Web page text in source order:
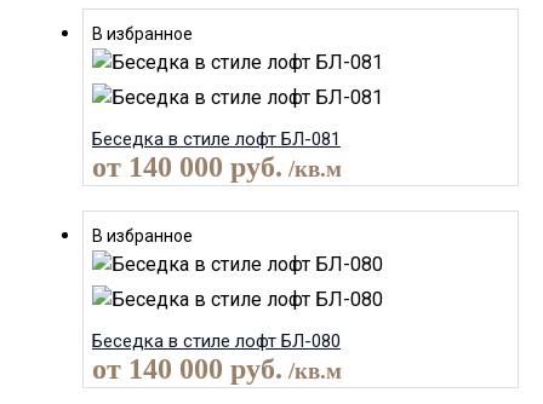
В избранное
Беседка в стиле лофт БЛ-081
от 140 000 руб. /кв.м
В избранное
Беседка в стиле лофт БЛ-080
от 140 000 руб. /кв.м